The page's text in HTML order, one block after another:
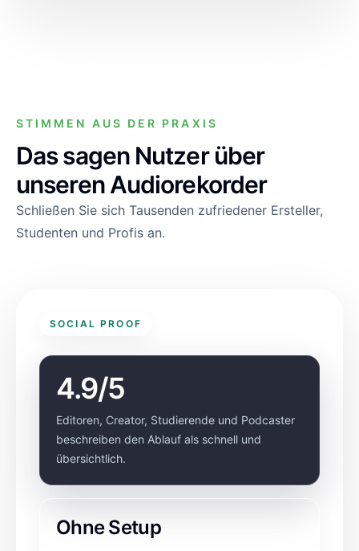
STIMMEN AUS DER PRAXIS
Das sagen Nutzer über
unseren Audiorekorder
Schließen Sie sich Tausenden zufriedener Ersteller,
Studenten und Profis an.
SOCIAL PROOF
4.9/5
Editoren, Creator, Studierende und Podcaster
beschreiben den Ablauf als schnell und
übersichtlich.
Ohne Setup